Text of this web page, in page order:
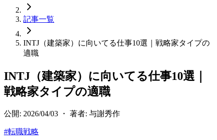
記事一覧
INTJ（建築家）に向いてる仕事10選｜戦略家タイプの
適職
INTJ（建築家）に向いてる仕事10選｜
戦略家タイプの適職
公開: 2026/04/03 ・ 著者: 与謝秀作
#転職戦略